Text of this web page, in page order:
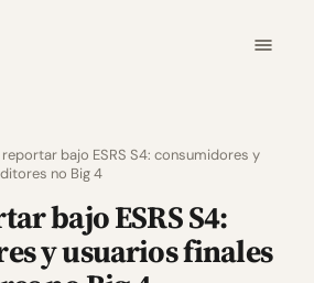
bajo ESRS S4: consumidores y
no Big 4
bajo ESRS S4:
y usuarios finales